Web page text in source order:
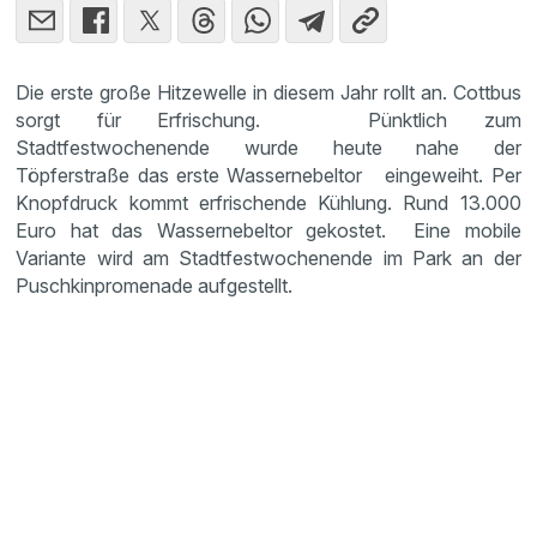
Die erste große Hitzewelle in diesem Jahr rollt an. Cottbus
sorgt für Erfrischung. Pünktlich zum
Stadtfestwochenende wurde heute nahe der
Töpferstraße das erste Wassernebeltor eingeweiht. Per
Knopfdruck kommt erfrischende Kühlung. Rund 13.000
Euro hat das Wassernebeltor gekostet. Eine mobile
Variante wird am Stadtfestwochenende im Park an der
Puschkinpromenade aufgestellt.